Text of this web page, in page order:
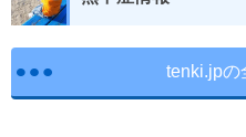
tenki.jpの